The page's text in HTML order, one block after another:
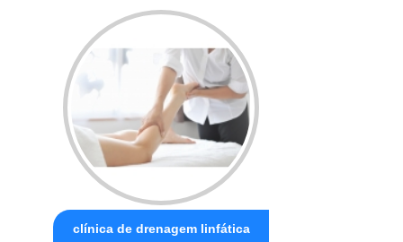
clínica de drenagem linfática